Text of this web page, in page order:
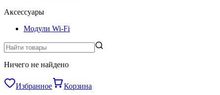
Аксессуары
Модули Wi-Fi
Ничего не найдено
Избранное Корзина